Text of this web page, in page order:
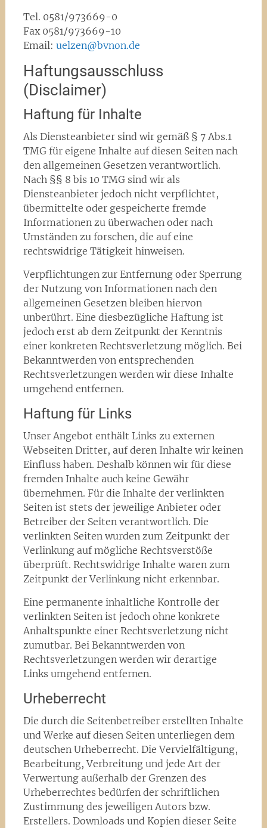
Tel. 0581/973669-0
Fax 0581/973669-10
Email: uelzen@bvnon.de
Haftungsausschluss
(Disclaimer)
Haftung für Inhalte
Als Diensteanbieter sind wir gemäß § 7 Abs.1
TMG für eigene Inhalte auf diesen Seiten nach
den allgemeinen Gesetzen verantwortlich.
Nach §§ 8 bis 10 TMG sind wir als
Diensteanbieter jedoch nicht verpflichtet,
übermittelte oder gespeicherte fremde
Informationen zu überwachen oder nach
Umständen zu forschen, die auf eine
rechtswidrige Tätigkeit hinweisen.
Verpflichtungen zur Entfernung oder Sperrung
der Nutzung von Informationen nach den
allgemeinen Gesetzen bleiben hiervon
unberührt. Eine diesbezügliche Haftung ist
jedoch erst ab dem Zeitpunkt der Kenntnis
einer konkreten Rechtsverletzung möglich. Bei
Bekanntwerden von entsprechenden
Rechtsverletzungen werden wir diese Inhalte
umgehend entfernen.
Haftung für Links
Unser Angebot enthält Links zu externen
Webseiten Dritter, auf deren Inhalte wir keinen
Einfluss haben. Deshalb können wir für diese
fremden Inhalte auch keine Gewähr
übernehmen. Für die Inhalte der verlinkten
Seiten ist stets der jeweilige Anbieter oder
Betreiber der Seiten verantwortlich. Die
verlinkten Seiten wurden zum Zeitpunkt der
Verlinkung auf mögliche Rechtsverstöße
überprüft. Rechtswidrige Inhalte waren zum
Zeitpunkt der Verlinkung nicht erkennbar.
Eine permanente inhaltliche Kontrolle der
verlinkten Seiten ist jedoch ohne konkrete
Anhaltspunkte einer Rechtsverletzung nicht
zumutbar. Bei Bekanntwerden von
Rechtsverletzungen werden wir derartige
Links umgehend entfernen.
Urheberrecht
Die durch die Seitenbetreiber erstellten Inhalte
und Werke auf diesen Seiten unterliegen dem
deutschen Urheberrecht. Die Vervielfältigung,
Bearbeitung, Verbreitung und jede Art der
Verwertung außerhalb der Grenzen des
Urheberrechtes bedürfen der schriftlichen
Zustimmung des jeweiligen Autors bzw.
Erstellers. Downloads und Kopien dieser Seite